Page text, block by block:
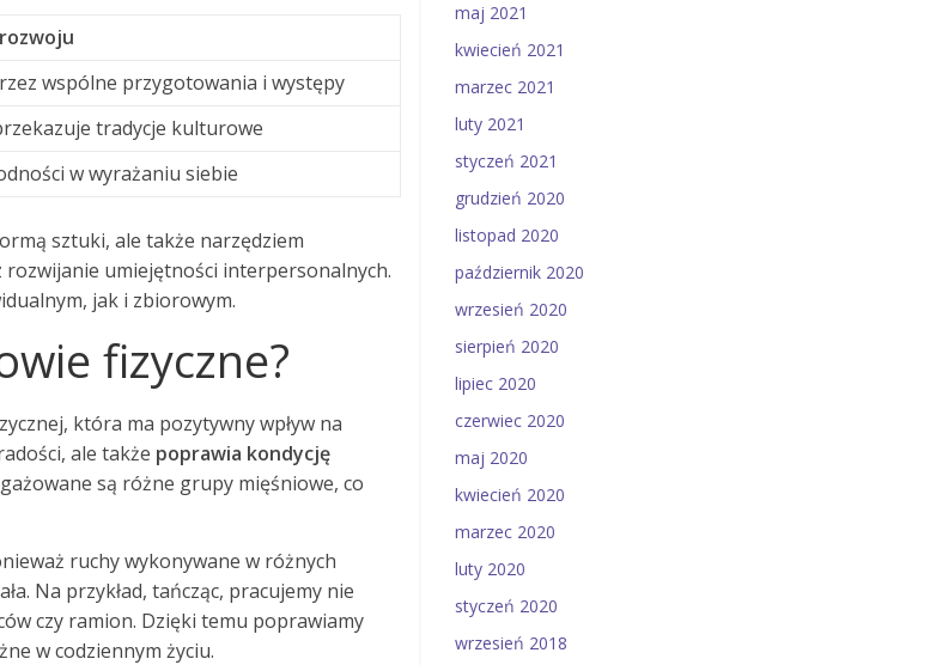
wspólne przygotowania i występy
tradycje kulturowe
w wyrażaniu siebie
sztuki, ale także narzędziem
umiejętności interpersonalnych.
jak i zbiorowym.
fizyczne?
która ma pozytywny wpływ na
ale także poprawia kondycję
są różne grupy mięśniowe, co
ruchy wykonywane w różnych
Na przykład, tańcząc, pracujemy nie
czy ramion. Dzięki temu poprawiamy
w codziennym życiu.
maj 2021
kwiecień 2021
marzec 2021
luty 2021
styczeń 2021
grudzień 2020
listopad 2020
październik 2020
wrzesień 2020
sierpień 2020
lipiec 2020
czerwiec 2020
maj 2020
kwiecień 2020
marzec 2020
luty 2020
styczeń 2020
wrzesień 2018